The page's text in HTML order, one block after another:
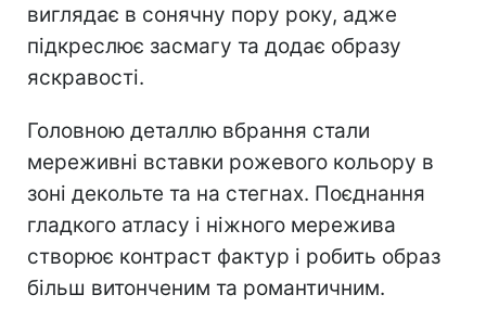
виглядає в сонячну пору року, адже
підкреслює засмагу та додає образу
яскравості.
Головною деталлю вбрання стали
мереживні вставки рожевого кольору в
зоні декольте та на стегнах. Поєднання
гладкого атласу і ніжного мережива
створює контраст фактур і робить образ
більш витонченим та романтичним.